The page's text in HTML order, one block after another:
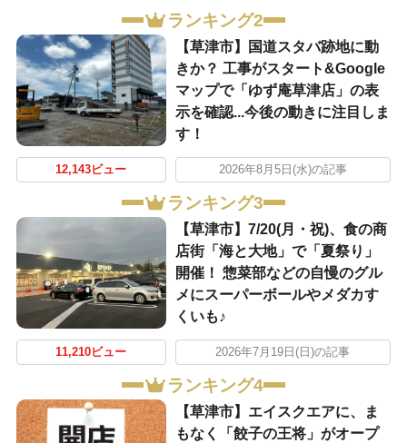
ランキング2
【草津市】国道スタバ跡地に動
きか？ 工事がスタート&Google
マップで「ゆず庵草津店」の表
示を確認...今後の動きに注目しま
す！
12,143ビュー 2026年8月5日(水)の記事
ランキング3
【草津市】7/20(月・祝)、食の商
店街「海と大地」で「夏祭り」
開催！ 惣菜部などの自慢のグル
メにスーパーボールやメダカす
くいも♪
11,210ビュー 2026年7月19日(日)の記事
ランキング4
【草津市】エイスクエアに、ま
もなく「餃子の王将」がオープ